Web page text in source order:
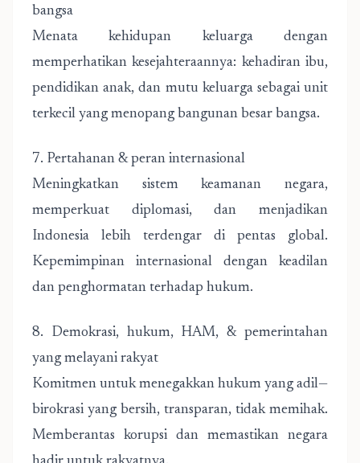
bangsa
Menata kehidupan keluarga dengan
memperhatikan kesejahteraannya: kehadiran ibu,
pendidikan anak, dan mutu keluarga sebagai unit
terkecil yang menopang bangunan besar bangsa.
7. Pertahanan & peran internasional
Meningkatkan sistem keamanan negara,
memperkuat diplomasi, dan menjadikan
Indonesia lebih terdengar di pentas global.
Kepemimpinan internasional dengan keadilan
dan penghormatan terhadap hukum.
8. Demokrasi, hukum, HAM, & pemerintahan
yang melayani rakyat
Komitmen untuk menegakkan hukum yang adil—
birokrasi yang bersih, transparan, tidak memihak.
Memberantas korupsi dan memastikan negara